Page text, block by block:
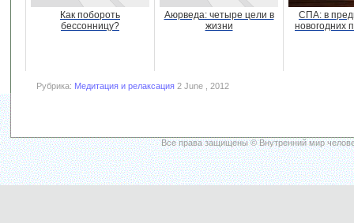
Как побороть
бессонницу?
Аюрведа: четыре цели в
жизни
СПА: в
новогодних
Рубрика: Медитация и релаксация 2 June , 2012
Все права защищены © Внутренний мир